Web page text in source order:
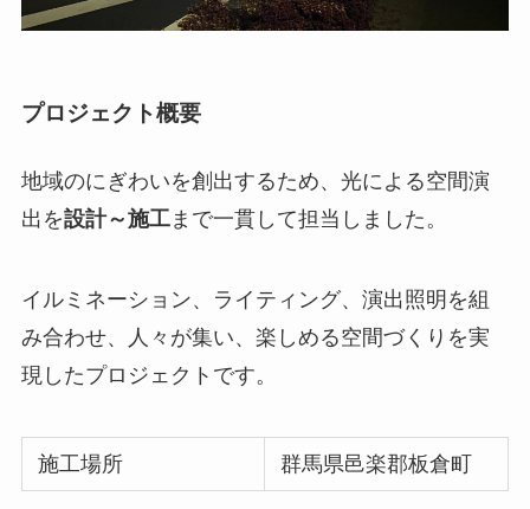
プロジェクト概要
地域のにぎわいを創出するため、光による空間演
出を設計～施工まで一貫して担当しました。
イルミネーション、ライティング、演出照明を組
み合わせ、人々が集い、楽しめる空間づくりを実
現したプロジェクトです。
施工場所 群馬県邑楽郡板倉町